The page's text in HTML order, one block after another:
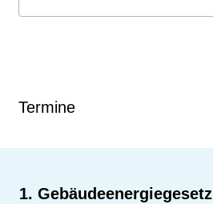
Termine
1. Gebäudeenergiegesetz